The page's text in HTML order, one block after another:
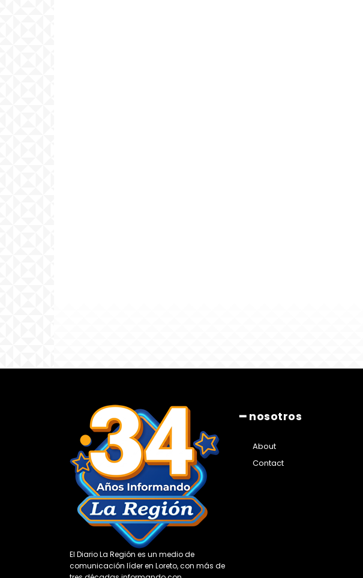
El Diario La Región es un medio de
comunicación líder en Loreto, con más de
━ nosotros
About
Contact